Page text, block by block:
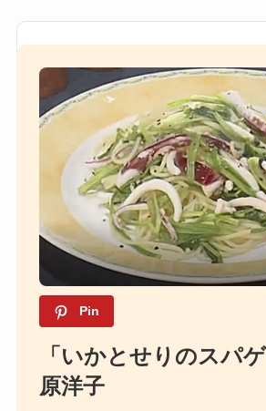
Pin
「いかとせりのスパ
原洋子